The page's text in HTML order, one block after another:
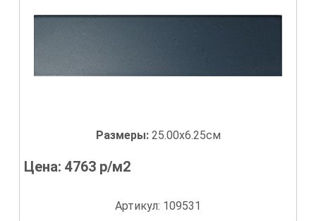
Размеры: 25.00x6.25см
Цена:4763 р/м2
Артикул: 109531